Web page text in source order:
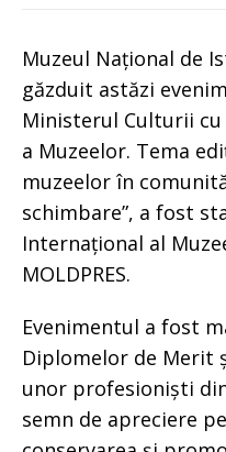
Muzeul Național de
găzduit astăzi
Ministerul Culturii
a Muzeelor. Tema
muzeelor în
schimbare”, a fost
Internațional al
MOLDPRES.
Evenimentul a fost
Diplomelor de Merit
unor profesioniști
semn de apreciere